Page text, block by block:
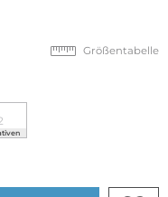
Größentabelle